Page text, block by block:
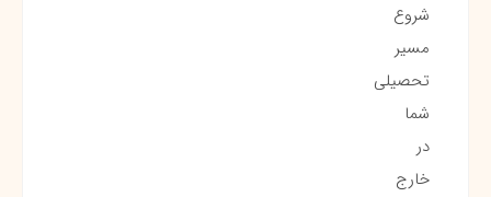
شروع
مسیر
تحصیلی
شما
در
خارج